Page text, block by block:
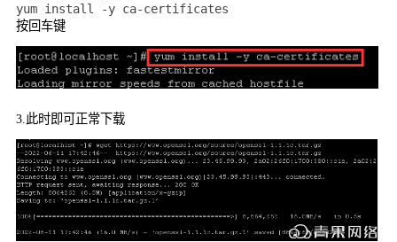
yum install -y ca-certificates
按回车键
3. 此时即可正常下载